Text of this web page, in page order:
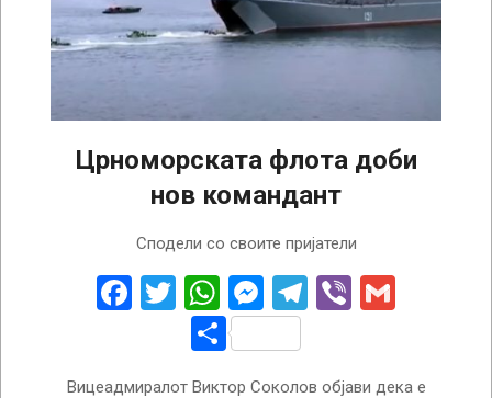
Црноморската флота доби
нов командант
Сподели со своите пријатели
Facebook
Twitter
WhatsApp
Messenger
Telegram
Viber
Share
Вицеадмиралот Виктор Соколов објави дека е